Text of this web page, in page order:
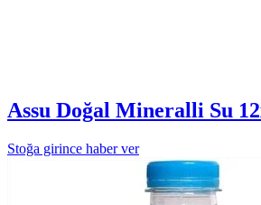
Assu Doğal Mineralli Su
Stoğa girince haber ver